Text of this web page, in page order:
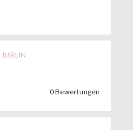
BERLIN
0Bewertungen